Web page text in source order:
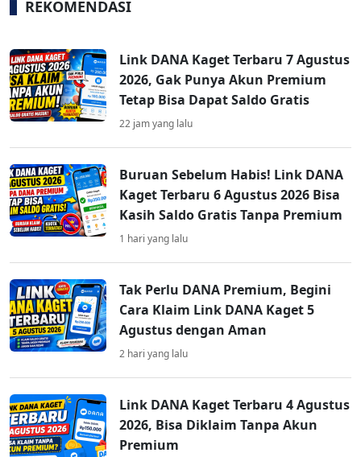
REKOMENDASI
Link DANA Kaget Terbaru 7 Agustus
2026, Gak Punya Akun Premium
Tetap Bisa Dapat Saldo Gratis
22 jam yang lalu
Buruan Sebelum Habis! Link DANA
Kaget Terbaru 6 Agustus 2026 Bisa
Kasih Saldo Gratis Tanpa Premium
1 hari yang lalu
Tak Perlu DANA Premium, Begini
Cara Klaim Link DANA Kaget 5
Agustus dengan Aman
2 hari yang lalu
Link DANA Kaget Terbaru 4 Agustus
2026, Bisa Diklaim Tanpa Akun
Premium